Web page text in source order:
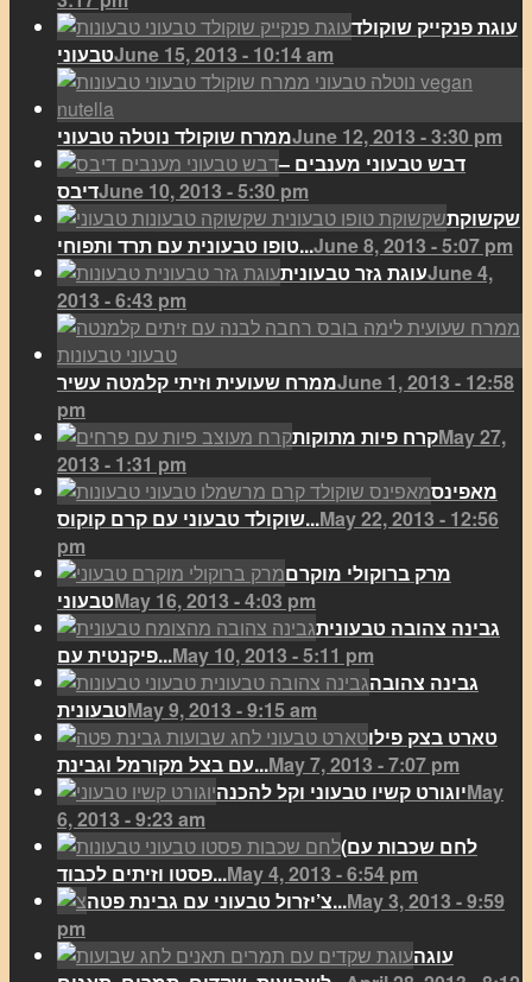
עוגת פנקייק שוקולד
טבעוניJune 15, 2013 - 10:14 am
ממרח שוקולד נוטלה טבעוניJune 12, 2013 - 3:30 pm
דבש טבעוני מענבים –
דיבסJune 10, 2013 - 5:30 pm
שקשוקת
טופו טבעונית עם תרד ותפוחי...June 8, 2013 - 5:07 pm
עוגת גזר טבעוניתJune 4,
2013 - 6:43 pm
ממרח שעועית וזיתי קלמטה עשירJune 1, 2013 - 12:58
pm
קרח פיות מתוקותMay 27,
2013 - 1:31 pm
מאפינס
שוקולד טבעוני עם קרם קוקוס...May 22, 2013 - 12:56
pm
מרק ברוקולי מוקרם
טבעוניMay 16, 2013 - 4:03 pm
גבינה צהובה טבעונית
פיקנטית עם...May 10, 2013 - 5:11 pm
גבינה צהובה
טבעוניתMay 9, 2013 - 9:15 am
טארט בצק פילו
עם בצל מקורמל וגבינת...May 7, 2013 - 7:07 pm
יוגורט קשיו טבעוני וקל להכנהMay
6, 2013 - 9:23 am
(לחם שכבות עם
פסטו וזיתים לכבוד...May 4, 2013 - 6:54 pm
צ’יזרול טבעוני עם גבינת פטה...May 3, 2013 - 9:59
pm
עוגה